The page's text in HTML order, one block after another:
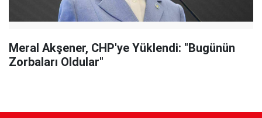
Meral Akşener, CHP'ye Yüklendi: "Bugünün
Zorbaları Oldular"